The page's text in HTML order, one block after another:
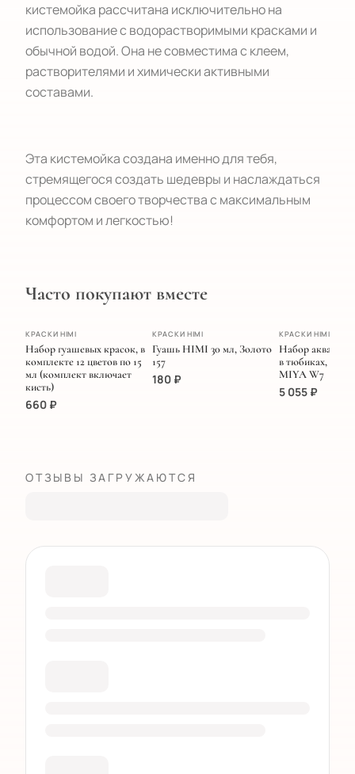
кистемойка рассчитана исключительно на
использование с водорастворимыми красками и
обычной водой. Она не совместима с клеем,
растворителями и химически активными
составами.
Эта кистемойка создана именно для тебя,
стремящегося создать шедевры и наслаждаться
процессом своего творчества с максимальным
комфортом и легкостью!
Часто покупают вместе
ХИТ
КРАСКИ HIMI
Набор гуашевых красок, в
комплекте 12 цветов по 15
мл (комплект включает
кисть)
660 ₽
ПОПУЛЯРНОЕ
КРАСКИ HIMI
Гуашь HIMI 30 мл, Золото
157
180 ₽
ЭКСКЛЮЗИВ
КРАСКИ HIMI
Набор
в тюбиках, 5 мл/
MIYA W7
5 055 ₽
ОТЗЫВЫ ЗАГРУЖАЮТСЯ